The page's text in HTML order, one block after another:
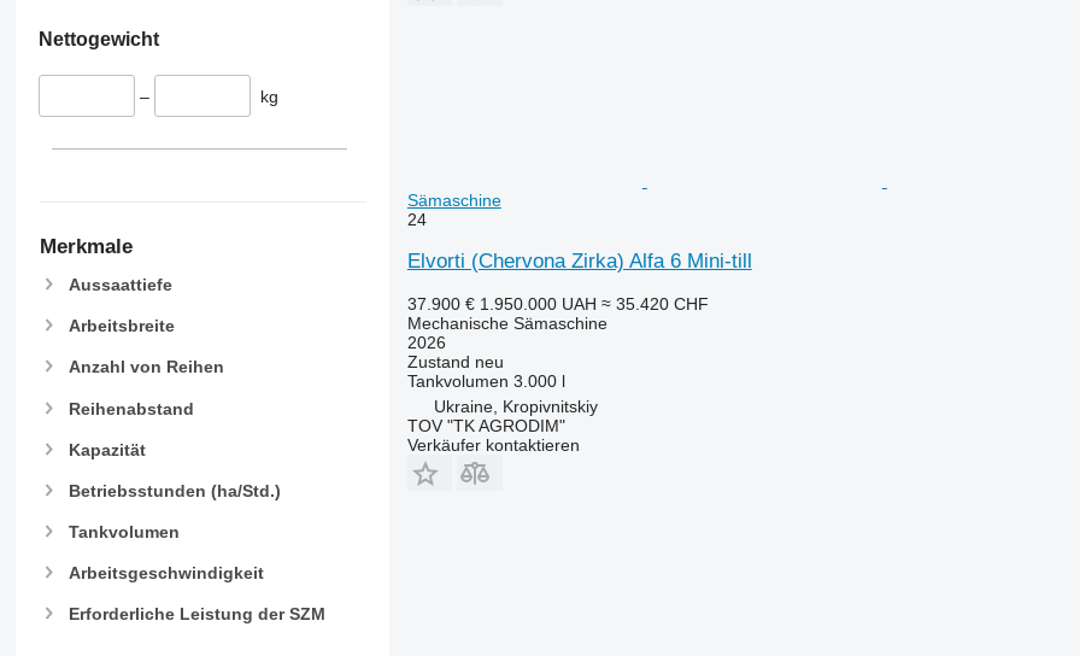
Nettogewicht
– kg
Merkmale
Aussaattiefe
Arbeitsbreite
Anzahl von Reihen
Reihenabstand
Kapazität
Betriebsstunden (ha/Std.)
Tankvolumen
Arbeitsgeschwindigkeit
Erforderliche Leistung der SZM
Sämaschine
24
Elvorti (Chervona Zirka) Alfa 6 Mini-till
37.900 € 1.950.000 UAH ≈ 35.420 CHF
Mechanische Sämaschine
2026
Zustand neu
Tankvolumen 3.000 l
Ukraine, Kropivnitskiy
TOV "TK AGRODIM"
Verkäufer kontaktieren